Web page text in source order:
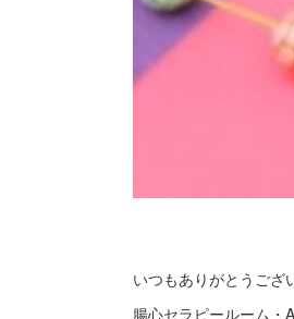
いつもありがとうござ
腸心セラピールーム・